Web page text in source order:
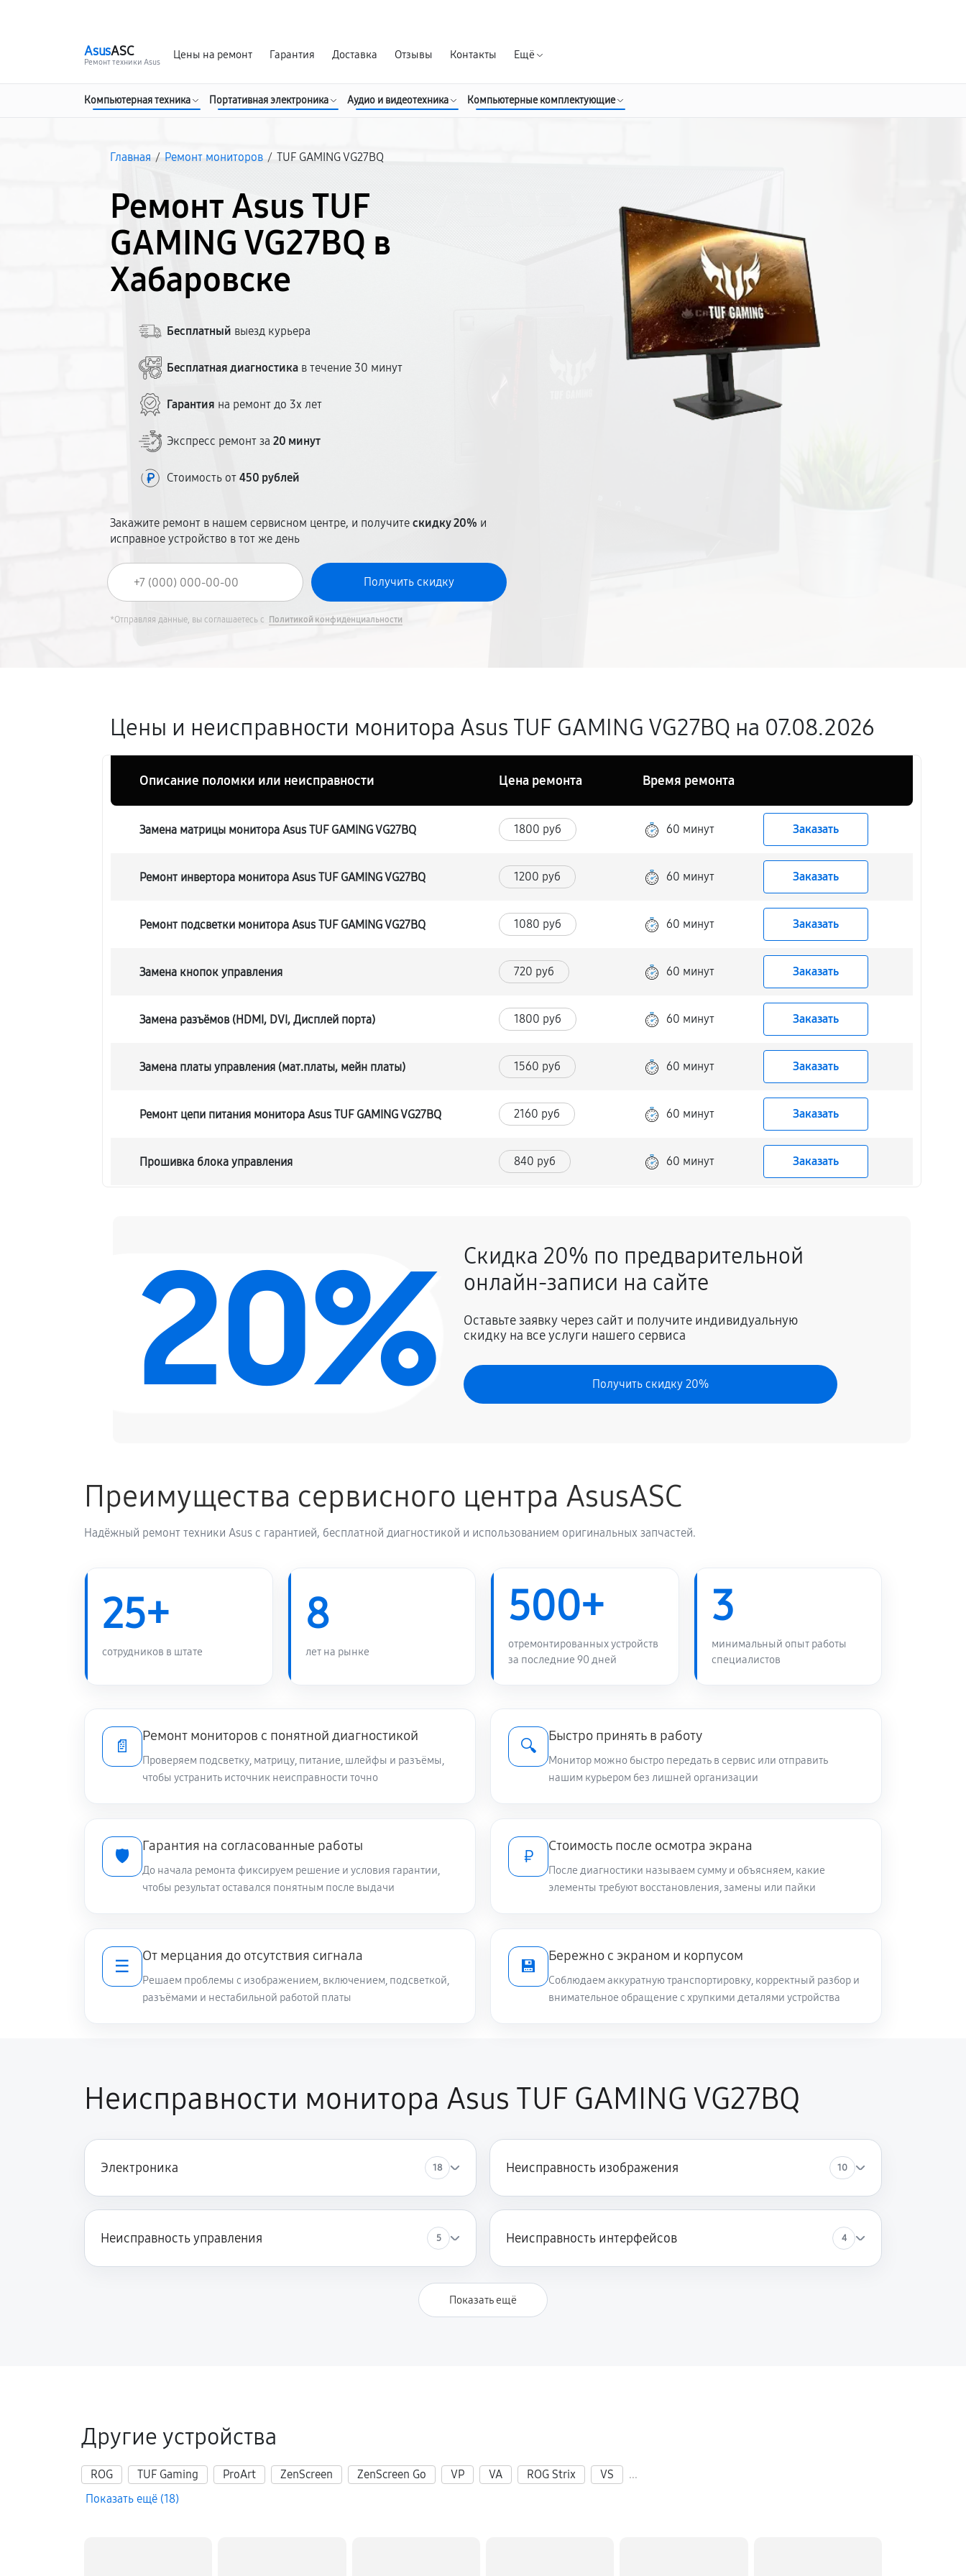
AsusASC
Ремонт техники Asus
Цены на ремонт Гарантия Доставка Отзывы Контакты Ещё
Компьютерная техника Портативная электроника Аудио и видеотехника Компьютерные комплектующие
Главная / Ремонт мониторов / TUF GAMING VG27BQ
Ремонт Asus TUF
GAMING VG27BQ в
Хабаровске
Бесплатный выезд курьера
Бесплатная диагностика в течение 30 минут
Гарантия на ремонт до 3х лет
Экспресс ремонт за20 минут
Стоимость от450 рублей
Закажите ремонт в нашем сервисном центре, и получитескидку 20% и
исправное устройство в тот же день
*Отправляя данные, вы соглашаетесь с Политикой конфиденциальности
Цены и неисправности монитора Asus TUF GAMING VG27BQ на 07.08.2026
Описание поломки или неисправности Цена ремонта Время ремонта
Замена матрицы монитора Asus TUF GAMING VG27BQ 1800 руб 60 минут Заказать
Ремонт инвертора монитора Asus TUF GAMING VG27BQ 1200 руб 60 минут Заказать
Ремонт подсветки монитора Asus TUF GAMING VG27BQ 1080 руб 60 минут Заказать
Замена кнопок управления 720 руб 60 минут Заказать
Замена разъёмов (HDMI, DVI, Дисплей порта) 1800 руб 60 минут Заказать
Замена платы управления (мат.платы, мейн платы) 1560 руб 60 минут Заказать
Ремонт цепи питания монитора Asus TUF GAMING VG27BQ 2160 руб 60 минут Заказать
Прошивка блока управления 840 руб 60 минут Заказать
840 руб 60 минут Заказать
Замена блока питания
Замена электронных компонентов
20%
Скидка 20% по предварительной
онлайн-записи на сайте
Оставьте заявку через сайт и получите индивидуальную
скидку на все услуги нашего сервиса
Получить скидку 20%
Преимущества сервисного центра AsusASC
Надёжный ремонт техники Asus с гарантией, бесплатной диагностикой и использованием оригинальных запчастей.
25+
сотрудников в штате
8
лет на рынке
500+
отремонтированных устройств
за последние 90 дней
3
минимальный опыт работы
специалистов
📄
Ремонт мониторов с понятной диагностикой
Проверяем подсветку, матрицу, питание, шлейфы и разъёмы,
чтобы устранить источник неисправности точно
🔍
Быстро принять в работу
Монитор можно быстро передать в сервис или отправить
нашим курьером без лишней организации
🛡️
Гарантия на согласованные работы
До начала ремонта фиксируем решение и условия гарантии,
чтобы результат оставался понятным после выдачи
₽
Стоимость после осмотра экрана
После диагностики называем сумму и объясняем, какие
элементы требуют восстановления, замены или пайки
☰
От мерцания до отсутствия сигнала
Решаем проблемы с изображением, включением, подсветкой,
разъёмами и нестабильной работой платы
💾
Бережно с экраном и корпусом
Соблюдаем аккуратную транспортировку, корректный разбор и
внимательное обращение с хрупкими деталями устройства
Неисправности монитора Asus TUF GAMING VG27BQ
Электроника 18 Неисправность изображения 10
Неисправность управления 5 Неисправность интерфейсов 4
Показать ещё
Другие устройства
ROG TUF Gaming ProArt ZenScreen ZenScreen Go VP VA ROG Strix VS
...
Показать ещё (18)